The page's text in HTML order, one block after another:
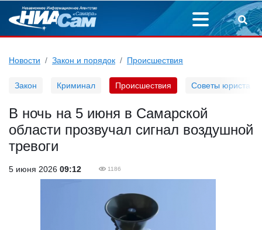
Новости Закон и порядок Происшествия
Закон Криминал Происшествия Советы юриста
В ночь на 5 июня в Самарской
области прозвучал сигнал воздушной
тревоги
5 июня 2026 09:12 1186